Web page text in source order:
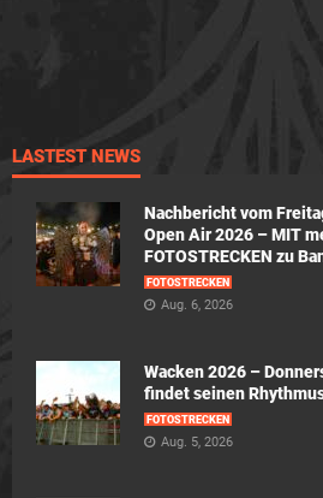
LASTEST NEWS
Nachbericht vom
Open Air 2026 – MIT
FOTOSTRECKEN zu
FOTOSTRECKEN
Aug. 6, 2026
Wacken 2026 –
findet seinen
FOTOSTRECKEN
Aug. 5, 2026